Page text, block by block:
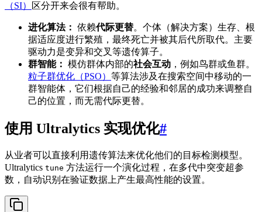
（SI）
区分开来会很有帮助。
进化算法： 依赖代际更替。个体（解决方案）生存、根
据适应度进行繁殖，最终死亡并被其后代所取代。主要
驱动力是变异和交叉等遗传算子。
群智能： 模仿群体内部的社会互动 ，例如鸟群或鱼群。
粒子群优化（PSO） 等算法涉及在搜索空间中移动的一
群智能体，它们根据自己的经验和邻居的成功来调整自
己的位置，而无需代际更替。
使用 Ultralytics 实现优化#
从业者可以直接利用遗传算法来优化他们的目标检测模型。
Ultralytics tune 方法运行一个演化过程，在多代中突变超参
数，自动识别在验证数据上产生最高性能的设置。